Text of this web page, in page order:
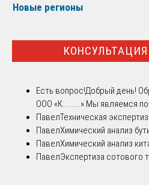
Новые регионы
Есть вопрос!Добрый день!
ООО «К..........».Мы являемся
ПавелТехническая
ПавелХимический анализ
ПавелХимический анализ
ПавелЭкспертиза сотового